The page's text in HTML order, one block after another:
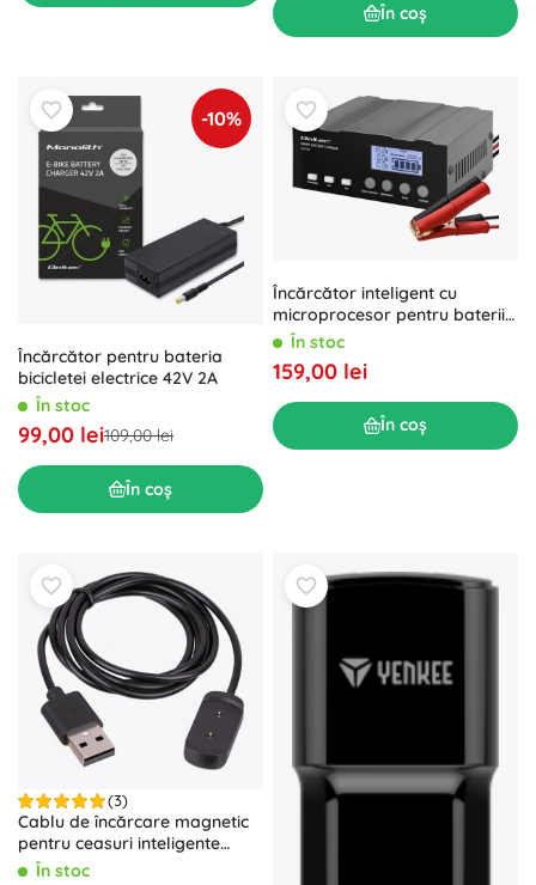
În coș
-10%
Încărcător pentru bateria
bicicletei electrice 42V 2A
În stoc
99,00 lei109,00 lei
În coș
Încărcător inteligent cu
microprocesor pentru baterii
12 V / 12,6 V / 24 V cu funcție
de reparație și LCD pentru
AGM, GEL, WET, SLA și LiFePO4
În stoc
159,00 lei
În coș
(3)
Cablu de încărcare magnetic
pentru ceasuri inteligente
AMAZFIT (GTS / GTR / T-REX)
În stoc